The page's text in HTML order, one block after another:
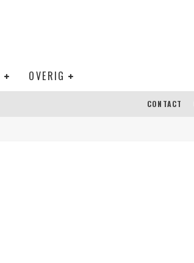
OVERIG
CONTACT